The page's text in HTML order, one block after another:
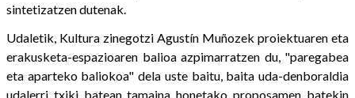
sintetizatzen dutenak.
Udaletik, Kultura zinegotzi Agustín Muñozek proiektuaren eta
erakusketa-espazioaren balioa azpimarratzen du, "paregabea
eta aparteko baliokoa" dela uste baitu, baita uda-denboraldia
udalerri txiki batean tamaina honetako proposamen batekin